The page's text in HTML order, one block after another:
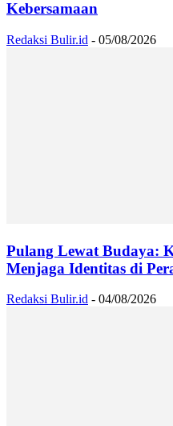
Kebersamaan
Redaksi Bulir.id - 05/08/2026
Pulang Lewat Budaya:
Menjaga Identitas di
Redaksi Bulir.id - 04/08/2026